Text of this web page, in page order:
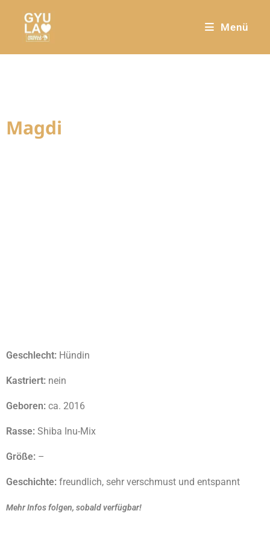
Menü
Magdi
Geschlecht: Hündin
Kastriert: nein
Geboren: ca. 2016
Rasse: Shiba Inu-Mix
Größe: –
Geschichte: freundlich, sehr verschmust und entspannt
Mehr Infos folgen, sobald verfügbar!